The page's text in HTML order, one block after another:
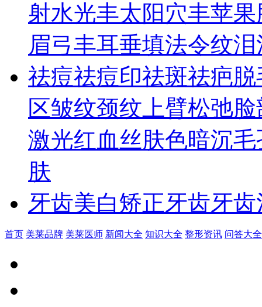
射水光丰太阳穴丰苹果
眉弓丰耳垂填法令纹泪
祛痘祛痘印祛斑祛疤
区皱纹颈纹 上臂松弛
激光红血丝肤色暗沉毛
肤
牙齿美白矫正牙齿牙
首页 美莱品牌 美莱医师 新闻大全 知识大全 整形资讯 问答大全